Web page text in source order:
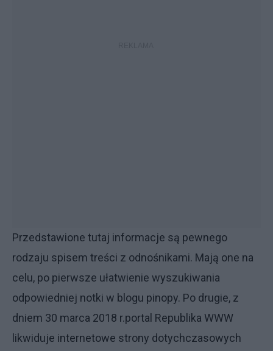
Przedstawione tutaj informacje są pewnego
rodzaju spisem treści z odnośnikami. Mają one na
celu, po pierwsze ułatwienie wyszukiwania
odpowiedniej notki w blogu pinopy. Po drugie, z
dniem 30 marca 2018 r.portal Republika WWW
likwiduje internetowe strony dotychczasowych